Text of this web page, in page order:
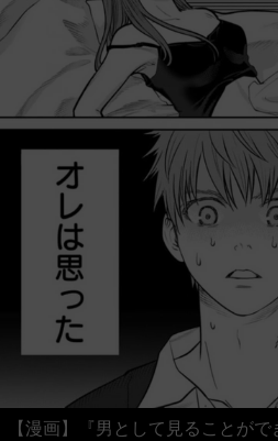
【漫画】『男として見ることが